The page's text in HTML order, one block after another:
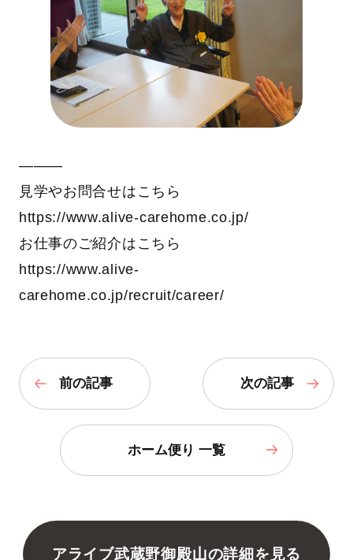
―――
見学やお問合せはこちら
https://www.alive-carehome.co.jp/
お仕事のご紹介はこちら
https://www.alive-
carehome.co.jp/recruit/career/
前の記事 次の記事
ホーム便り 一覧
アライブ武蔵野御殿山の詳細を見る